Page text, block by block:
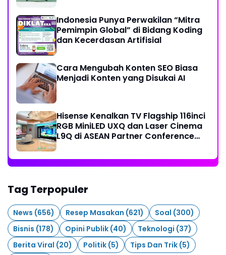
Indonesia Punya Perwakilan “Mitra
Pemimpin Global” di Bidang Koding
dan Kecerdasan Artifisial
Cara Mengubah Konten SEO Biasa
Menjadi Konten yang Disukai AI
Hisense Kenalkan TV Flagship 116inci
RGB MiniLED UXQ dan Laser Cinema
L9Q di ASEAN Partner Conference
Tag Terpopuler
News (656) Resep Masakan (621) Soal (300)
Bisnis (178) Opini Publik (40) Teknologi (37)
Berita Viral (20) Politik (5) Tips Dan Trik (5)